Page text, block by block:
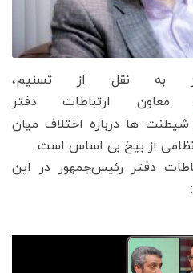
به نقل از تسنیم،
معاون ارتباطات دفتر
ها درباره اختلاف میان
از بیخ بی اساس است.
دفتر رئیس‌جمهور در این